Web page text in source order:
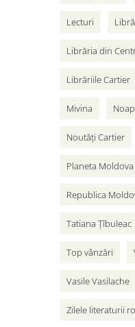
Lecturi
Librăria din
Librăriile Cartier
Mivina
Noutăți Cartier
Planeta Moldova
Republica
Tatiana Țîbuleac
Top vânzări
Vasile Vasilache
Zilele literaturii